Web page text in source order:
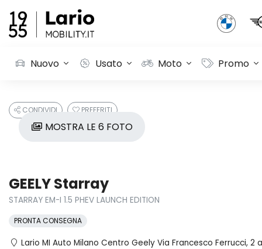
Nuovo Usato Moto Promo
CONDIVIDI PREFERITI
MOSTRA LE 6 FOTO
GEELY Starray
STARRAY EM-I 1.5 PHEV LAUNCH EDITION
PRONTA CONSEGNA
Lario MI Auto Milano Centro Geely Via Francesco Ferrucci, 2